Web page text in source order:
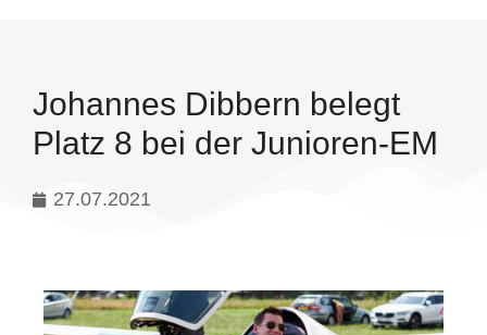
Johannes Dibbern belegt
Platz 8 bei der Junioren-EM
27.07.2021